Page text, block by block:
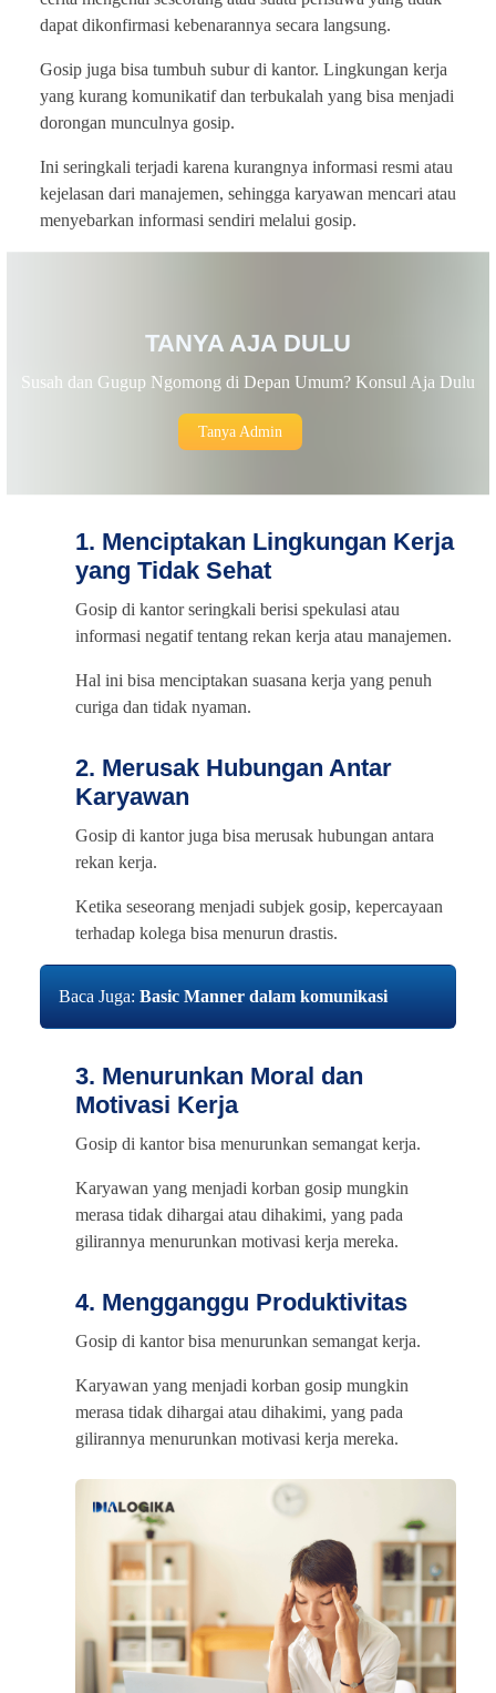
dapat dikonfirmasi kebenarannya secara langsung.
Gosip juga bisa tumbuh subur di kantor. Lingkungan kerja
yang kurang komunikatif dan terbukalah yang bisa menjadi
dorongan munculnya gosip.
Ini seringkali terjadi karena kurangnya informasi resmi atau
kejelasan dari manajemen, sehingga karyawan mencari atau
menyebarkan informasi sendiri melalui gosip.
TANYA AJA DULU
Susah dan Gugup Ngomong di Depan Umum? Konsul Aja Dulu
Tanya Admin
1. Menciptakan Lingkungan Kerja
yang Tidak Sehat
Gosip di kantor seringkali berisi spekulasi atau
informasi negatif tentang rekan kerja atau manajemen.
Hal ini bisa menciptakan suasana kerja yang penuh
curiga dan tidak nyaman.
2. Merusak Hubungan Antar
Karyawan
Gosip di kantor juga bisa merusak hubungan antara
rekan kerja.
Ketika seseorang menjadi subjek gosip, kepercayaan
terhadap kolega bisa menurun drastis.
Baca Juga: Basic Manner dalam komunikasi
3. Menurunkan Moral dan
Motivasi Kerja
Gosip di kantor bisa menurunkan semangat kerja.
Karyawan yang menjadi korban gosip mungkin
merasa tidak dihargai atau dihakimi, yang pada
gilirannya menurunkan motivasi kerja mereka.
4. Mengganggu Produktivitas
Gosip di kantor bisa menurunkan semangat kerja.
Karyawan yang menjadi korban gosip mungkin
merasa tidak dihargai atau dihakimi, yang pada
gilirannya menurunkan motivasi kerja mereka.